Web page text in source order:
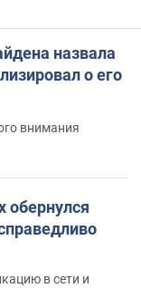
назвала
о его
внимания
обернулся
в сети и